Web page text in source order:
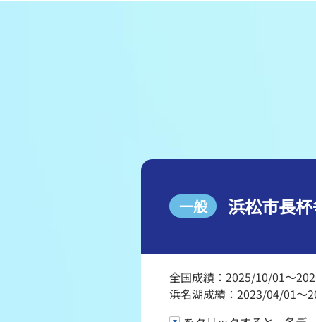
モーター抽選結果・前検
一般 浜松市長
全国成績：2025/10/01～
浜名湖成績：2023/04/01～